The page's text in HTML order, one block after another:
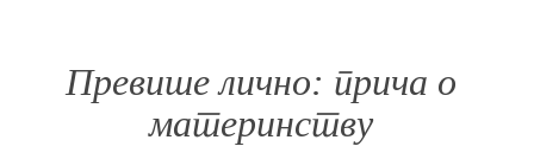
Превише лично: прича о
материнству